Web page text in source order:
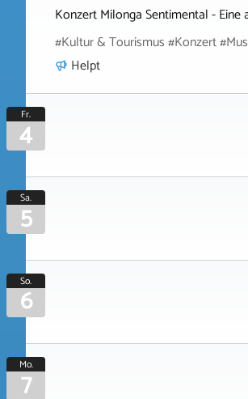
Konzert Milonga Sentimental - Eine
#Kultur & Tourismus #Konzert
Helpt
Fr.
4
Sa.
5
So.
6
Mo.
7